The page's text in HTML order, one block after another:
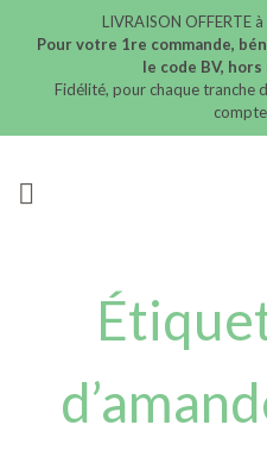
LIVRAISON OFFERTE
Pour votre 1re commande,
le code BV,
Fidélité, pour chaque tranche